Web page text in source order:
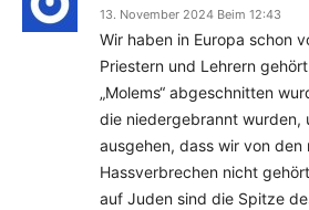
13. November 2024 Beim 12:43
Wir haben in Europa schon
Priestern und Lehrern
„Molems“ abgeschnitten
die niedergebrannt wurden,
ausgehen, dass wir von den
Hassverbrechen nicht
auf Juden sind die Spitze